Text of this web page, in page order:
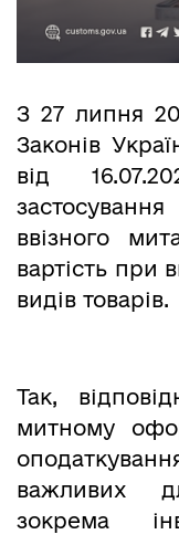
З 27 липня
Законів
від
ввізного
вартість при
видів товарів.
Так,
митному
важливих
зокрема